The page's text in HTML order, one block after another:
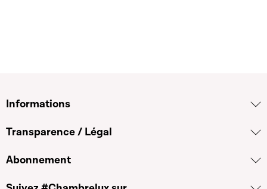
Informations
Transparence / Légal
Abonnement